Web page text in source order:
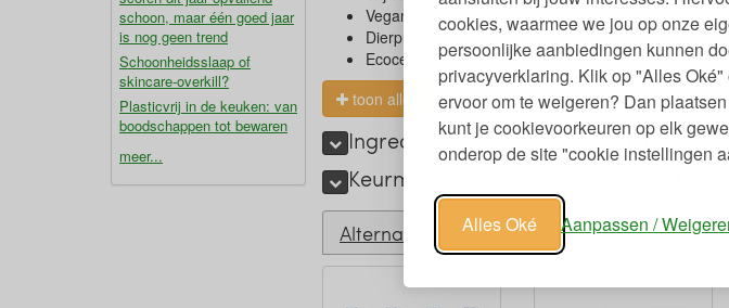
cookies, waarmee we jou op onze
persoonlijke aanbiedingen kunnen
privacyverklaring. Klik op "Alles
ervoor om te weigeren? Dan
kunt je cookievoorkeuren op elk
onderop de site "cookie instellingen
Alles Oké Aanpassen /
schoon, maar één goed jaar
is nog geen trend
Schoonheidsslaap of
skincare-overkill?
Plasticvrij in de keuken: van
boodschappen tot bewaren
meer...
Vegan
Dierproefvrij
Ecocert Cosmos Organic gecertificeerd
toon alles
Ingrediënten biologische eau de
Keurmerken en labels Jimmy Boyd Eau
Alternatieven